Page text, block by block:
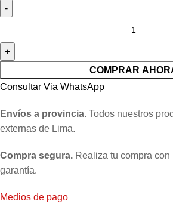
COMPRAR
Consultar Via WhatsApp
Envíos a provincia. Todos nuestros
externas de Lima.
Compra segura. Realiza tu compra
garantía.
Medios de pago